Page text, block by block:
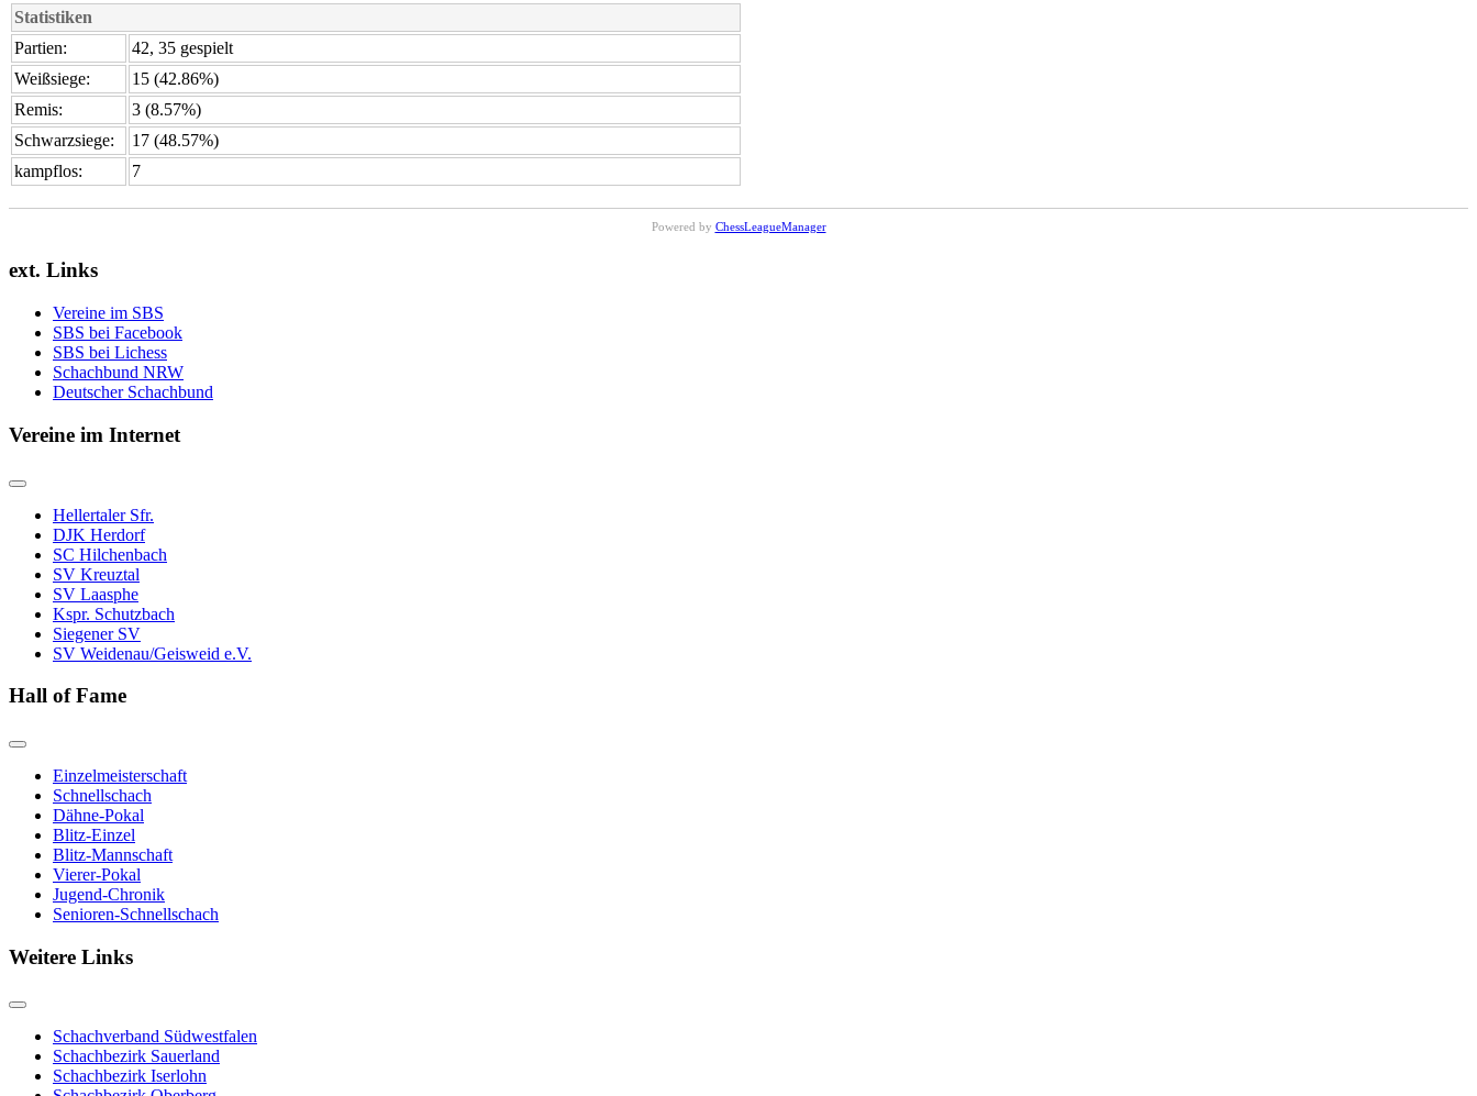
Statistiken
Partien:
42, 35 gespielt
Weißsiege:
15 (42.86%)
Remis:
3 (8.57%)
Schwarzsiege:
17 (48.57%)
kampflos:
7
Powered by ChessLeagueManager
ext. Links
Vereine im SBS
SBS bei Facebook
SBS bei Lichess
Schachbund NRW
Deutscher Schachbund
Vereine im Internet
Hellertaler Sfr.
DJK Herdorf
SC Hilchenbach
SV Kreuztal
SV Laasphe
Kspr. Schutzbach
Siegener SV
SV Weidenau/Geisweid e.V.
Hall of Fame
Einzelmeisterschaft
Schnellschach
Dähne-Pokal
Blitz-Einzel
Blitz-Mannschaft
Vierer-Pokal
Jugend-Chronik
Senioren-Schnellschach
Weitere Links
Schachverband Südwestfalen
Schachbezirk Sauerland
Schachbezirk Iserlohn